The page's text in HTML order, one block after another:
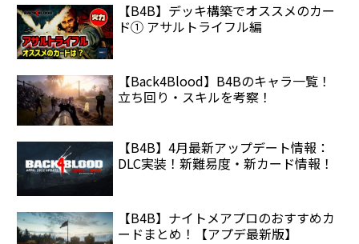
【B4B】デッキ構築でオススメのカー
ド① アサルトライフル編
【Back4Blood】B4Bのキャラ一覧！
立ち回り・スキルを考察！
【B4B】4月最新アップデート情報：
DLC実装！新難易度・新カード情報！
【B4B】ナイトメアプロのおすすめカ
ードまとめ！【アプデ最新版】